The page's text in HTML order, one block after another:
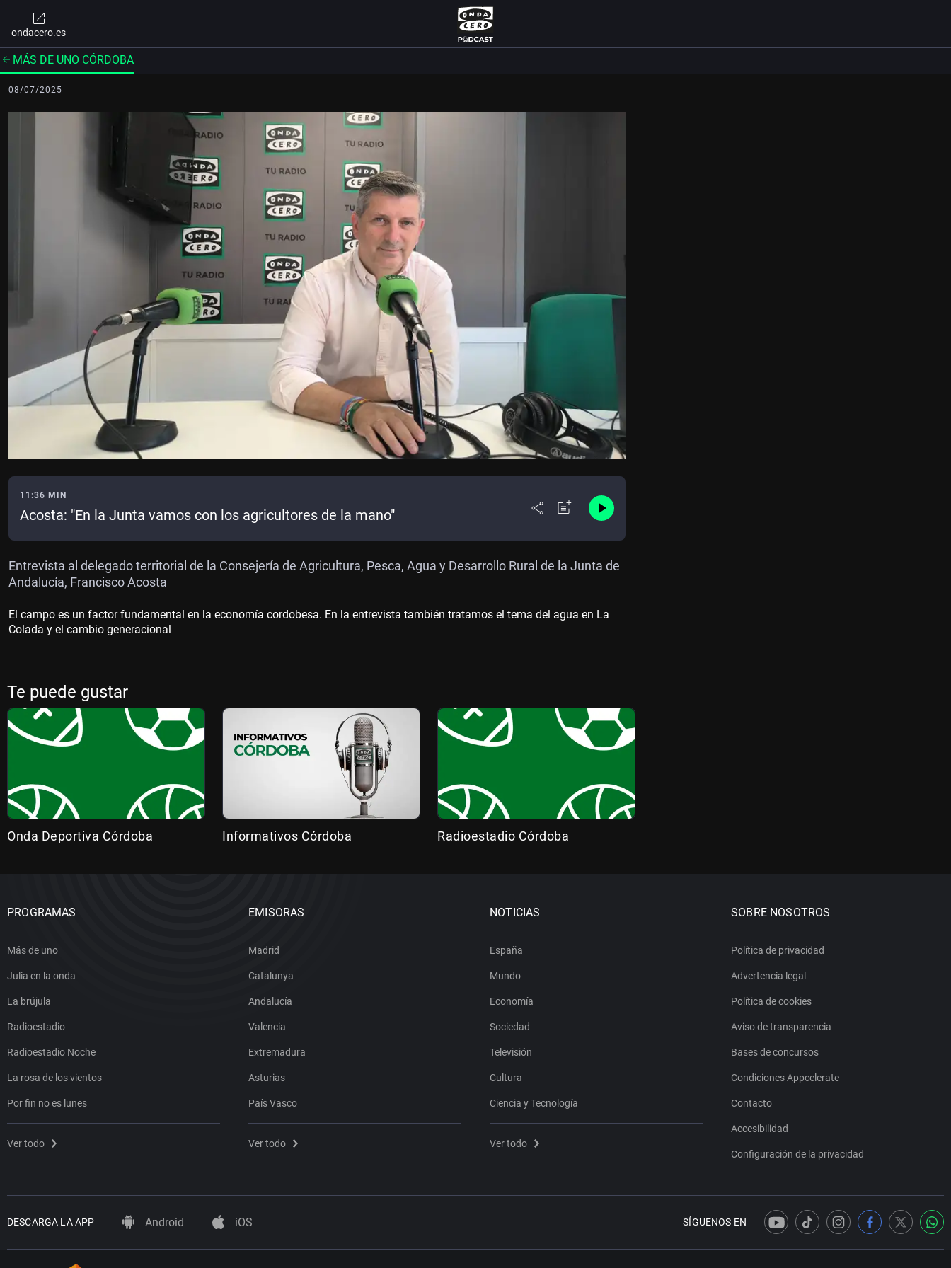
ondacero.es
MÁS DE UNO CÓRDOBA
08/07/2025
11:36 MIN
Acosta: "En la Junta vamos con los agricultores de la mano"
Entrevista al delegado territorial de la Consejería de Agricultura, Pesca, Agua y Desarrollo Rural de la Junta de
Andalucía, Francisco Acosta
El campo es un factor fundamental en la economía cordobesa. En la entrevista también tratamos el tema del agua en La
Colada y el cambio generacional
Te puede gustar
Onda Deportiva Córdoba Informativos Córdoba Radioestadio Córdoba
PROGRAMAS
Más de uno
Julia en la onda
La brújula
Radioestadio
Radioestadio Noche
La rosa de los vientos
Por fin no es lunes
Ver todo
EMISORAS
Madrid
Catalunya
Andalucía
Valencia
Extremadura
Asturias
País Vasco
Ver todo
NOTICIAS
España
Mundo
Economía
Sociedad
Televisión
Cultura
Ciencia y Tecnología
Ver todo
SOBRE NOSOTROS
Política de privacidad
Advertencia legal
Política de cookies
Aviso de transparencia
Bases de concursos
Condiciones Appcelerate
Contacto
Accesibilidad
Configuración de la privacidad
DESCARGA LA APP Android iOS SÍGUENOS EN